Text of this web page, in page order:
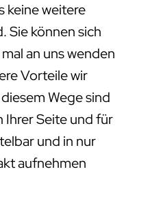
keine weitere
Sie können sich
an uns wenden
Vorteile wir
Wege sind
Ihrer Seite und für
und in nur
aufnehmen